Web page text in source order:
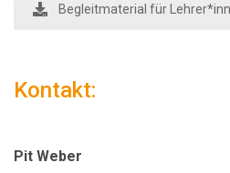
Begleitmaterial für
Kontakt:
Pit Weber